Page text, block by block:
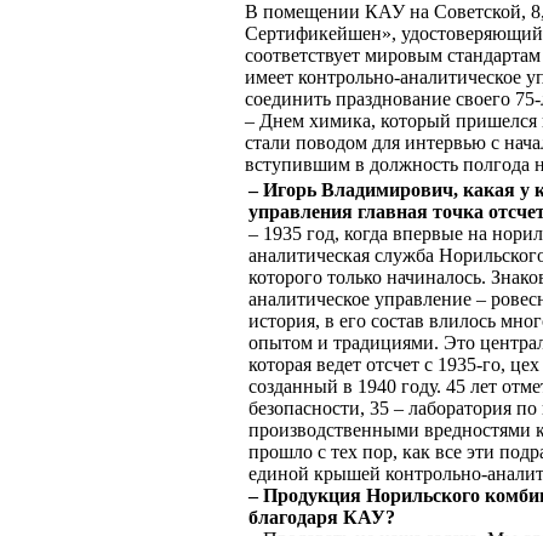
В помещении КАУ на Советской,
Сертификейшен»,
соответствует мировым
имеет контрольно-аналитическое
соединить празднование своего
– Днем химика, который пришелся
стали поводом для интервью с
вступившим в должность полгода
– Игорь Владимирович, какая у
управления главная точка
– 1935 год, когда впервые на
аналитическая служба
которого только начиналось.
аналитическое управление –
история, в его состав влилось
опытом и традициями. Это
которая ведет отсчет с 1935-го,
созданный в 1940 году. 45 лет
безопасности, 35 – лаборатория
производственными вредностями
прошло с тех пор, как все эти
единой крышей контрольно-
– Продукция Норильского
благодаря КАУ?